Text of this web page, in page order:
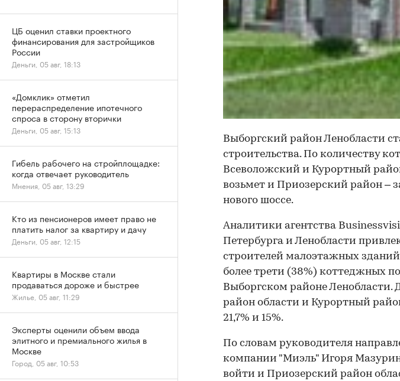
Выборгский район Ленобласти
строительства. По количеству
Всеволожский и Курортный
возьмет и Приозерский район –
нового шоссе.
Аналитики агентства
Петербурга и Ленобласти
строителей малоэтажных
более трети (38%) коттеджных
Выборгском районе Ленобласти.
район области и Курортный
21,7% и 15%.
По словам руководителя
компании "Миэль" Игоря
войти и Приозерский район
ЦБ оценил ставки проектного
финансирования для застройщиков
России
Деньги, 05 авг, 18:13
«Домклик» отметил
перераспределение ипотечного
спроса в сторону вторички
Деньги, 05 авг, 15:13
Гибель рабочего на стройплощадке:
когда отвечает руководитель
Мнения, 05 авг, 13:29
Кто из пенсионеров имеет право не
платить налог за квартиру и дачу
Деньги, 05 авг, 12:15
Квартиры в Москве стали
продаваться дороже и быстрее
Жилье, 05 авг, 11:29
Эксперты оценили объем ввода
элитного и премиального жилья в
Москве
Город, 05 авг, 10:53